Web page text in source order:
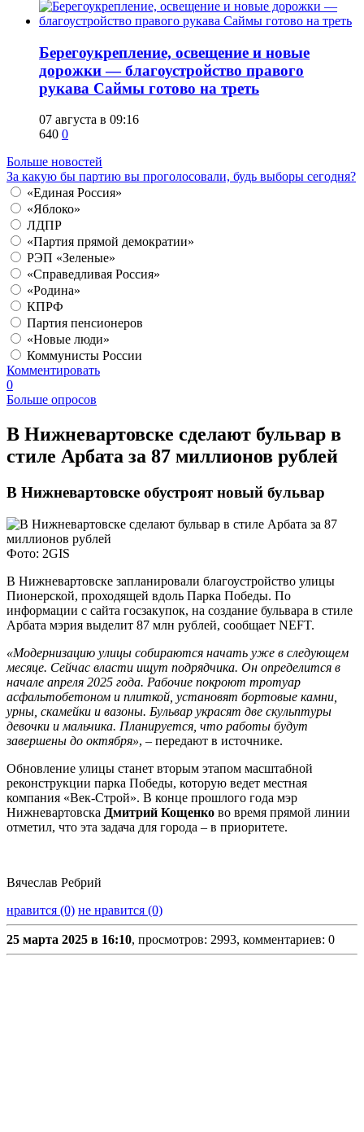
Берегоукрепление, освещение и новые
дорожки — благоустройство правого
рукава Саймы готово на треть
07 августа в 09:16
640 0
Больше новостей
За какую бы партию вы проголосовали, будь выборы сегодня?
«Единая Россия»
«Яблоко»
ЛДПР
«Партия прямой демократии»
РЭП «Зеленые»
«Справедливая Россия»
«Родина»
КПРФ
Партия пенсионеров
«Новые люди»
Коммунисты России
Комментировать
0
Больше опросов
В Нижневартовске сделают бульвар в
стиле Арбата за 87 миллионов рублей
В Нижневартовске обустроят новый бульвар
Фото: 2GIS
В Нижневартовске запланировали благоустройство улицы
Пионерской, проходящей вдоль Парка Победы. По
информации с сайта госзакупок, на создание бульвара в стиле
Арбата мэрия выделит 87 млн рублей, сообщает NEFT.
«Модернизацию улицы собираются начать уже в следующем
месяце. Сейчас власти ищут подрядчика. Он определится в
начале апреля 2025 года. Рабочие покроют тротуар
асфальтобетоном и плиткой, установят бортовые камни,
урны, скамейки и вазоны. Бульвар украсят две скульптуры
девочки и мальчика. Планируется, что работы будут
завершены до октября», – передают в источнике.
Обновление улицы станет вторым этапом масштабной
реконструкции парка Победы, которую ведет местная
компания «Век-Строй». В конце прошлого года мэр
Нижневартовска Дмитрий Кощенко во время прямой линии
отметил, что эта задача для города – в приоритете.
Вячеслав Ребрий
нравится (0) не нравится (0)
25 марта 2025 в 16:10, просмотров: 2993, комментариев: 0